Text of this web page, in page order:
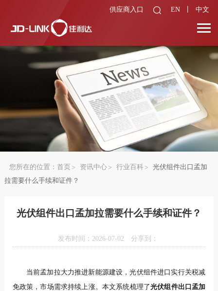
供应商入口 EN 中文
您所在的位置： 首页 资讯中心 行业百科
光伏组件出口孟加
拉需要什么手续和证件？
光伏组件出口孟加拉需要什么手续和证件？
发布时间：2026-07-02 分享到：
当前孟加拉大力推进新能源建设，光伏组件进口实行关税减
免政策，市场需求持续上涨。本文系统梳理了光伏组件出口孟加